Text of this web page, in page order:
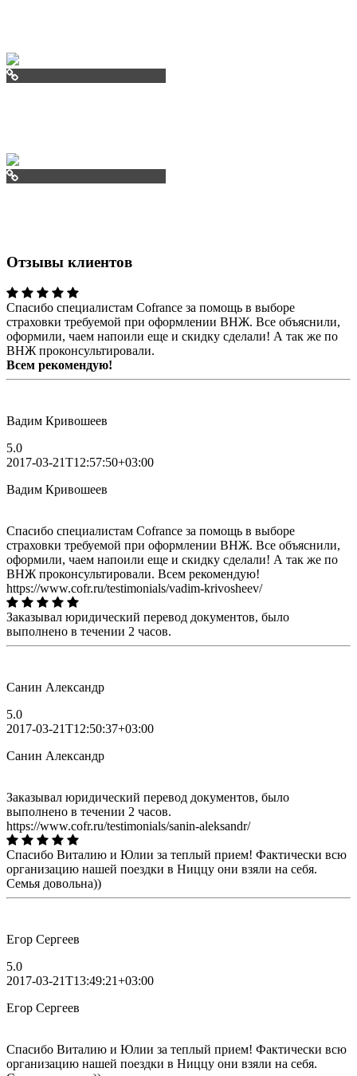
Отзывы клиентов
Спасибо специалистам Cofrance за помощь в выборе
страховки требуемой при оформлении ВНЖ. Все объяснили,
оформили, чаем напоили еще и скидку сделали! А так же по
ВНЖ проконсультировали.
Всем рекомендую!
Вадим Кривошеев
5.0
2017-03-21T12:57:50+03:00
Вадим Кривошеев
Спасибо специалистам Cofrance за помощь в выборе
страховки требуемой при оформлении ВНЖ. Все объяснили,
оформили, чаем напоили еще и скидку сделали! А так же по
ВНЖ проконсультировали. Всем рекомендую!
https://www.cofr.ru/testimonials/vadim-krivosheev/
Заказывал юридический перевод документов, было
выполнено в течении 2 часов.
Санин Александр
5.0
2017-03-21T12:50:37+03:00
Санин Александр
Заказывал юридический перевод документов, было
выполнено в течении 2 часов.
https://www.cofr.ru/testimonials/sanin-aleksandr/
Спасибо Виталию и Юлии за теплый прием! Фактически всю
организацию нашей поездки в Ниццу они взяли на себя.
Семья довольна))
Егор Сергеев
5.0
2017-03-21T13:49:21+03:00
Егор Сергеев
Спасибо Виталию и Юлии за теплый прием! Фактически всю
организацию нашей поездки в Ниццу они взяли на себя.